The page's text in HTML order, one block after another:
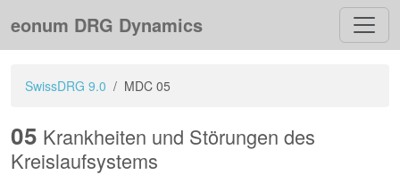
eonum DRG Dynamics
SwissDRG 9.0 MDC 05
05 Krankheiten und Störungen des
Kreislaufsystems